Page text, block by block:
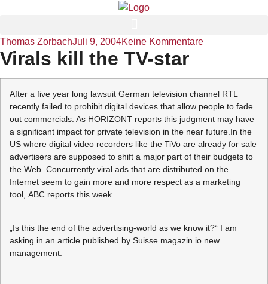
Thomas ZorbachJuli 9, 2004Keine Kommentare
Virals kill the TV-star
After a five year long lawsuit German television channel RTL
recently failed to prohibit digital devices that allow people to fade
out commercials. As HORIZONT reports this judgment may have
a significant impact for private television in the near future.In the
US where digital video recorders like the TiVo are already for sale
advertisers are supposed to shift a major part of their budgets to
the Web. Concurrently viral ads that are distributed on the
Internet seem to gain more and more respect as a marketing
tool, ABC reports this week.
„Is this the end of the advertising-world as we know it?“ I am
asking in an article published by Suisse magazin io new
management.